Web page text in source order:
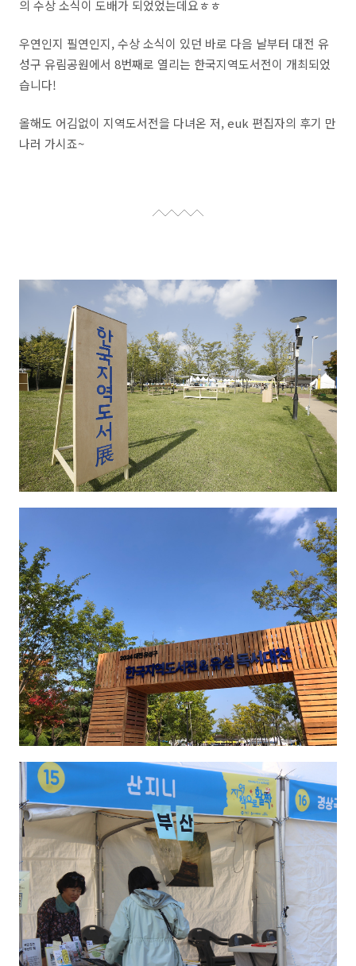
의 수상 소식이 도배가 되었었는데요ㅎㅎ
우연인지 필연인지, 수상 소식이 있던 바로 다음 날부터 대전 유
성구 유림공원에서 8번째로 열리는 한국지역도서전이 개최되었
습니다!
올해도 어김없이 지역도서전을 다녀온 저, euk 편집자의 후기 만
나러 가시죠~